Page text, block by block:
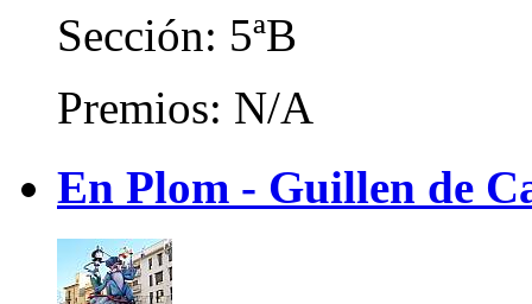
Sección: 5ªB
Premios: N/A
En Plom - Guillen de